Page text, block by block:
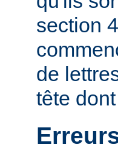
section
de
tête